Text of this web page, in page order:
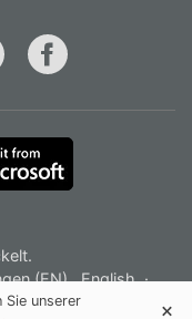
(EN) English ·
Sie unserer